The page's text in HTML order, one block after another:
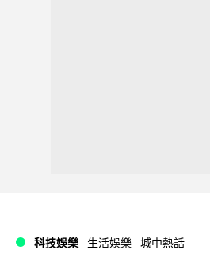
科技娛樂 生活娛樂 城中熱話